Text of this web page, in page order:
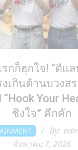
กก็ฮุกใจ! “ดีแ
เกินต้านบวงสร
“Hook Your
ชิงใจ” คึกคัก
By:
สิงหาคม 7, 2026